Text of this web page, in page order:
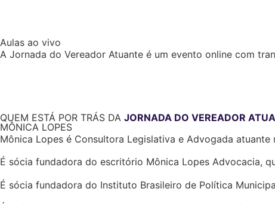
Aulas ao vivo
A Jornada do Vereador Atuante é um evento online com
QUEM ESTÁ POR TRÁS DA JORNADA DO VEREADOR
MÔNICA LOPES
Mônica Lopes é Consultora Legislativa e Advogada
É sócia fundadora do escritório Mônica Lopes Advocacia,
É sócia fundadora do Instituto Brasileiro de Política